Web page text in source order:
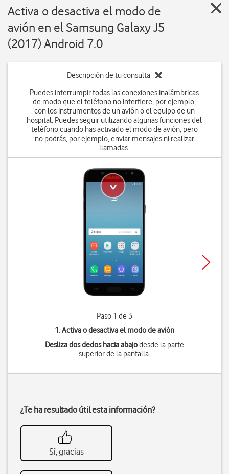
Activa o desactiva el modo de
avión en el Samsung Galaxy J5
(2017) Android 7.0
Descripción de tu consulta
Puedes interrumpir todas las conexiones inalámbricas
de modo que el teléfono no interfiere, por ejemplo,
con los instrumentos de un avión o el equipo de un
hospital. Puedes seguir utilizando algunas funciones del
teléfono cuando has activado el modo de avión, pero
no podrás, por ejemplo, enviar mensajes ni realizar
llamadas.
Paso 1 de 3
1. Activa o desactiva el modo de avión
Desliza dos dedos hacia abajodesde la parte
superior de la pantalla.
¿Te ha resultado útil esta información?
Sí, gracias